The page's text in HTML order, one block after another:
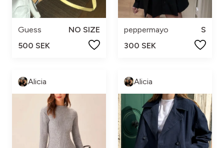
Guess
NO SIZE
500 SEK
peppermayo
S
300 SEK
Alicia Alicia